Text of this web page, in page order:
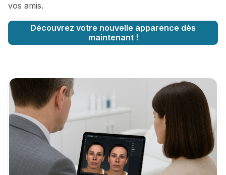
vos amis.
Découvrez votre nouvelle apparence dès
maintenant !